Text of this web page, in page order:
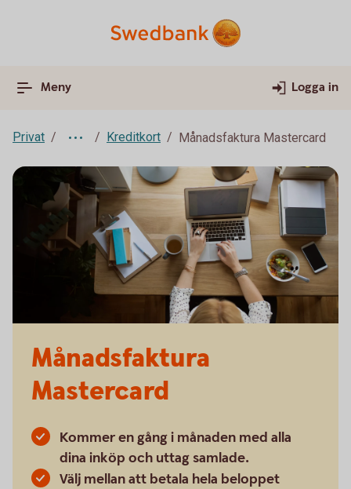
Meny Logga in
Privat Kreditkort Månadsfaktura Mastercard
Månadsfaktura
Mastercard
Kommer en gång i månaden med alla
dina inköp och uttag samlade.
Välj mellan att betala hela beloppet